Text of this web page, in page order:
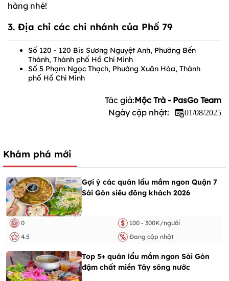
hàng nhé!
3. Địa chỉ các chi nhánh của Phố 79
Số 120 - 120 Bis Sương Nguyệt Anh, Phường Bến
Thành, Thành phố Hồ Chí Minh
Số 5 Phạm Ngọc Thạch, Phường Xuân Hòa, Thành
phố Hồ Chí Minh
Tác giả:Mộc Trà - PasGo Team
Ngày cập nhật:
01/08/2025
Khám phá mới
Gợi ý các quán lẩu mắm ngon Quận 7
Sài Gòn siêu đông khách 2026
0
100 - 300K/người
4.5
Đang cập nhật
Top 5+ quán lẩu mắm ngon Sài Gòn
đậm chất miền Tây sông nước